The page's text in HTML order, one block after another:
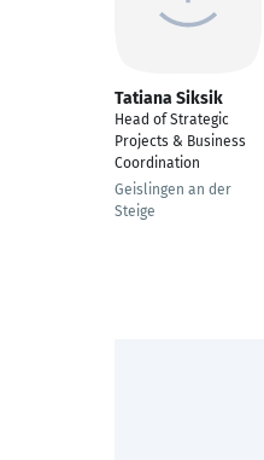
Tatiana Siksik
Head of Strategic
Projects & Business
Coordination
Geislingen an der
Steige